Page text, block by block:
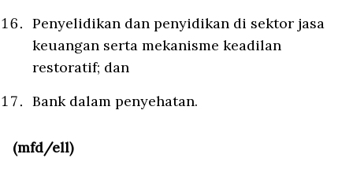
Penyelidikan dan penyidikan di sektor jasa
keuangan serta mekanisme keadilan
restoratif; dan
Bank dalam penyehatan.
(mfd/ell)